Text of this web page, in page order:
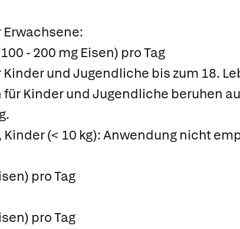
- 200 mg Eisen) pro Tag
und Jugendliche bis zum 18.
Kinder und Jugendliche beruhen
(< 10 kg): Anwendung nicht
pro Tag
pro Tag